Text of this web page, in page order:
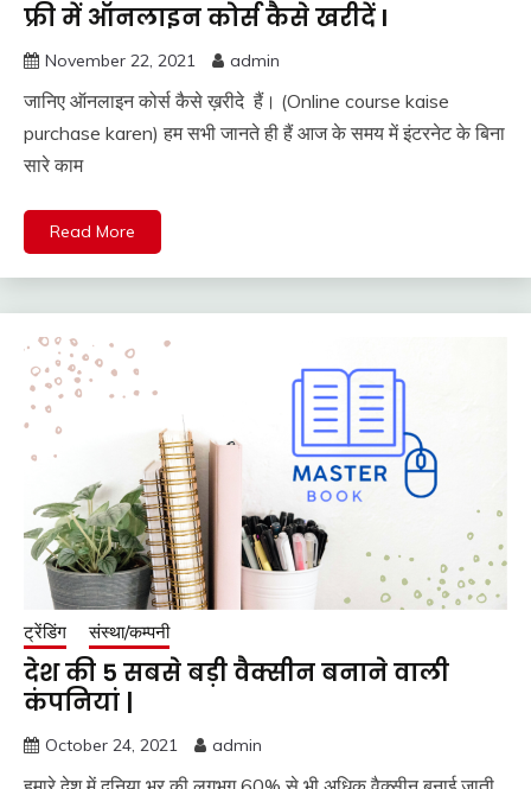
फ्री में ऑनलाइन कोर्स कैसे खरीदें l
November 22, 2021 admin
जानिए ऑनलाइन कोर्स कैसे ख़रीदे हैं। (Online course kaise
purchase karen) हम सभी जानते ही हैं आज के समय में इंटरनेट के बिना
सारे काम
Read More
ट्रेंडिंग संस्था/कम्पनी
देश की 5 सबसे बड़ी वैक्सीन बनाने वाली
कंपनियां |
October 24, 2021 admin